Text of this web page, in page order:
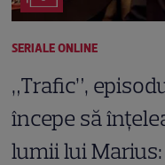
SERIALE ONLINE
„Trafic”,
începe să
lumii lui